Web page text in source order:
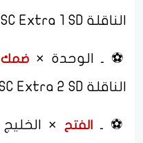
الناقلة SSC Extra 1 HD - SSC Extra 1 SD .
⚽ ـ الوحدة ×ضمك
الناقلة SSC Extra 2 HD - SSC Extra 2 SD .
⚽ ـ الفتح